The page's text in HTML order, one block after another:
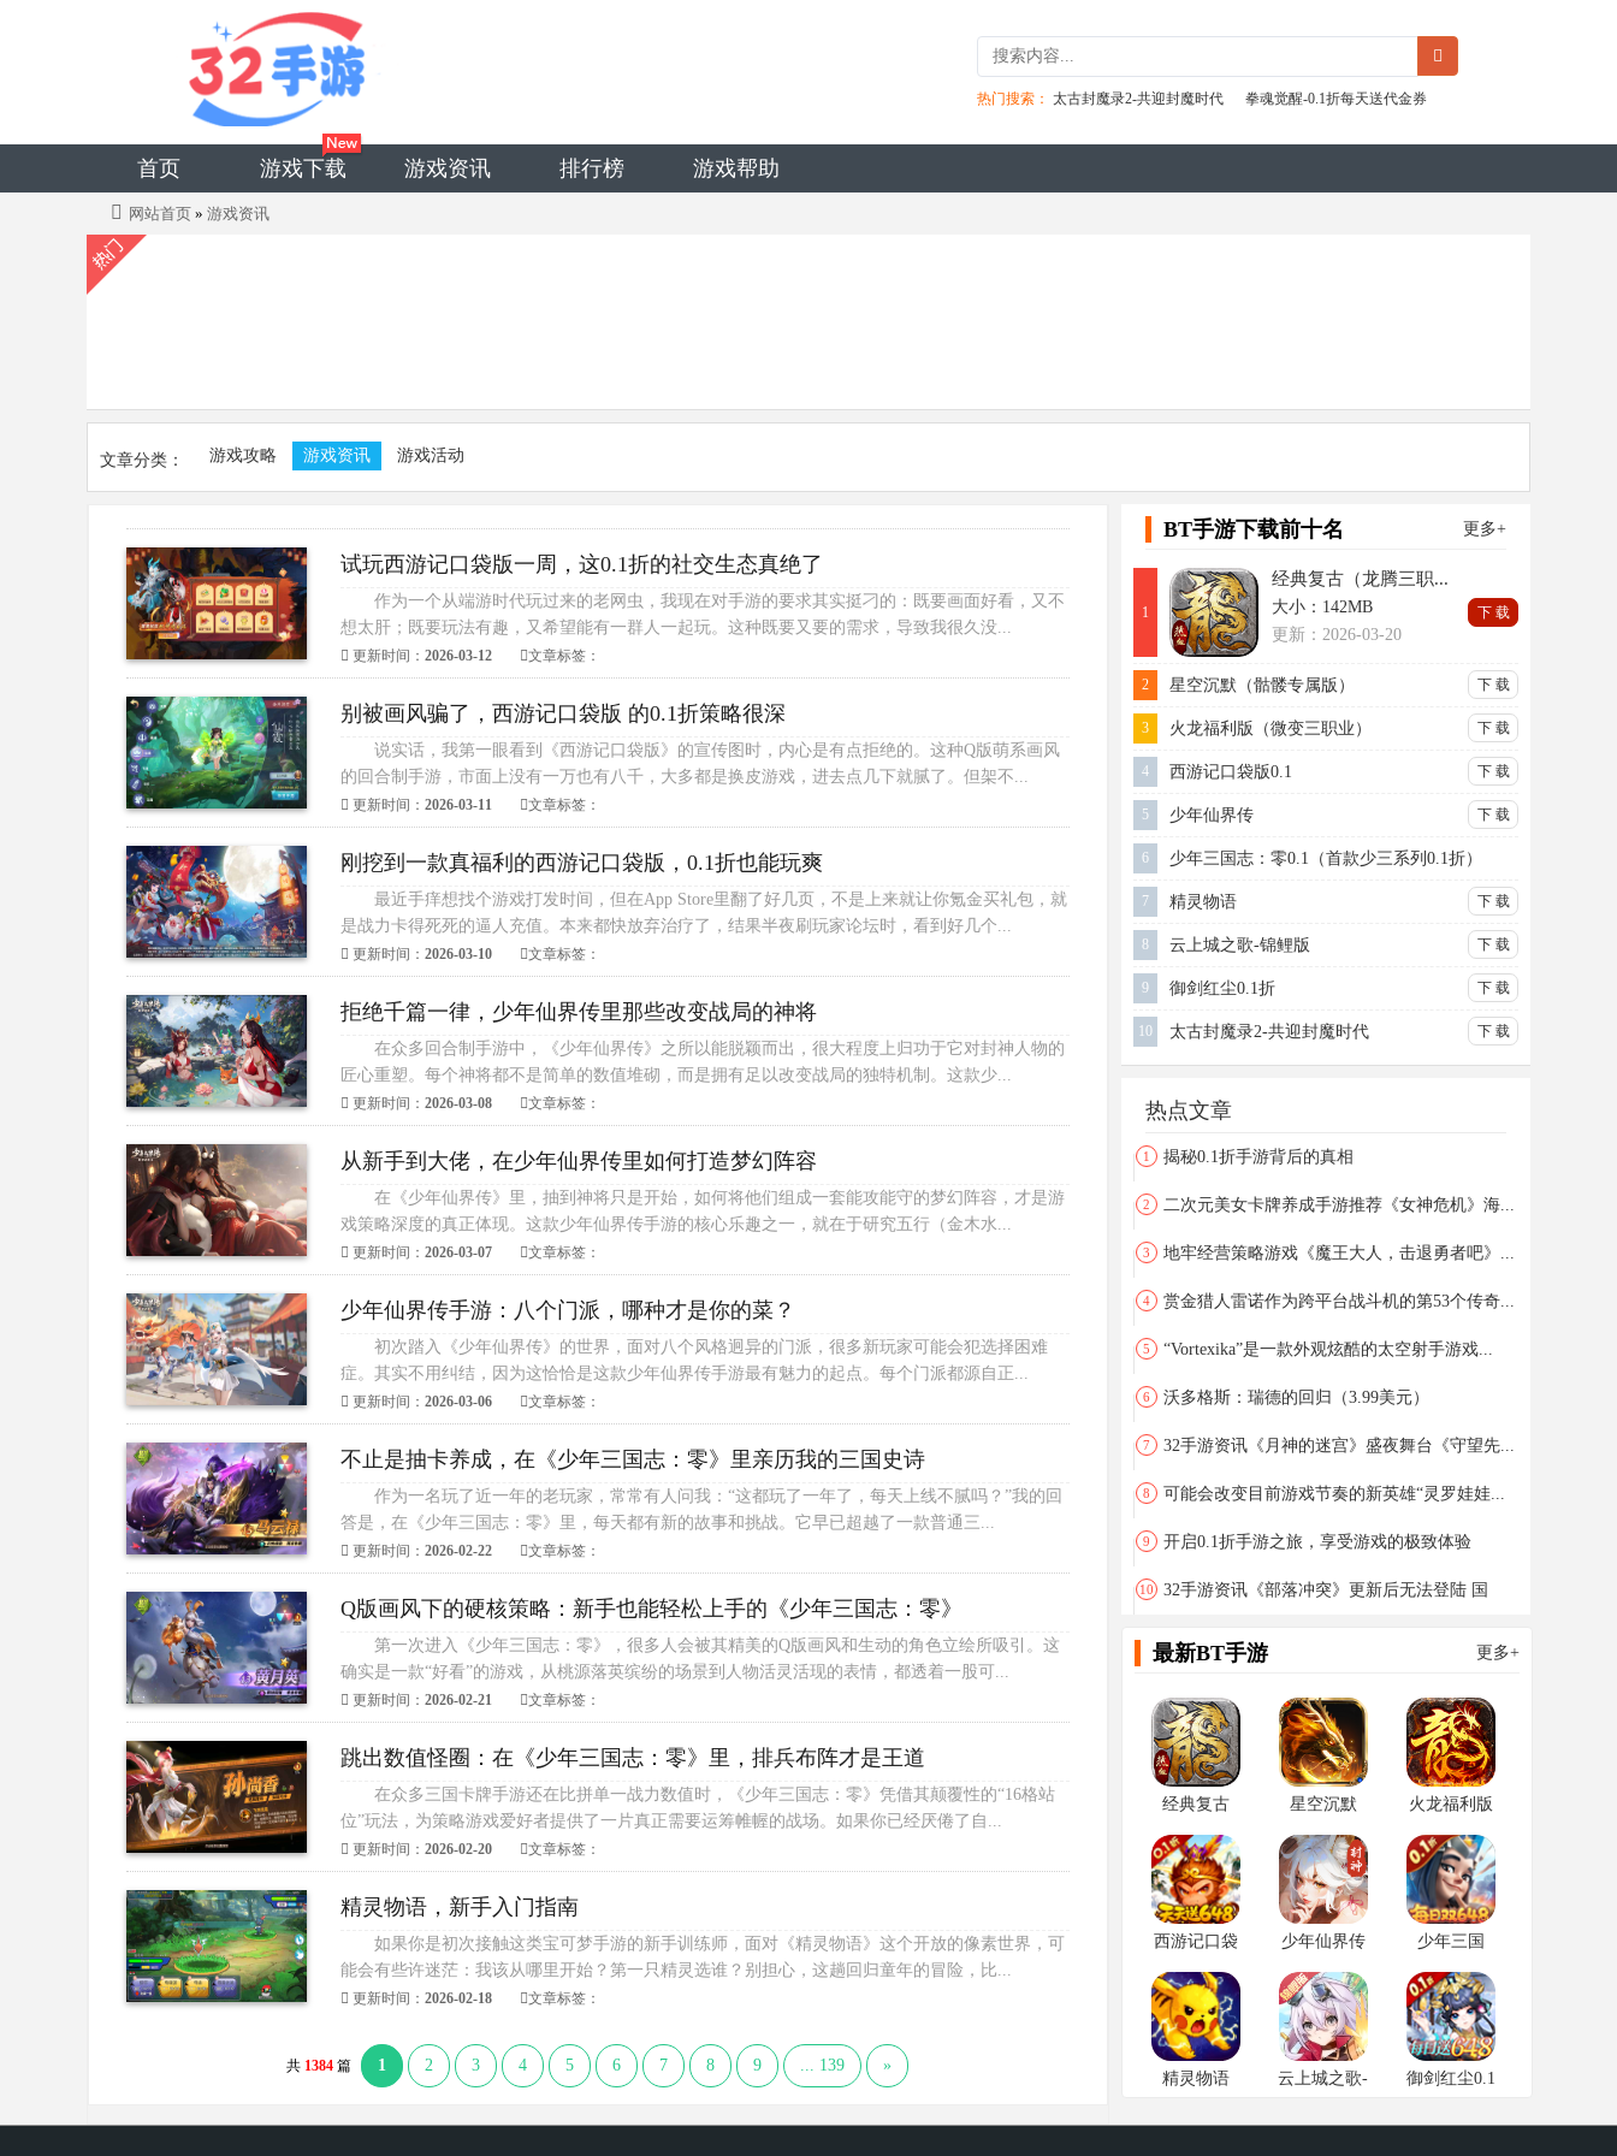
热门搜索： 太古封魔录2-共迎封魔时代 拳魂觉醒-0.1折每天送代金券
首页 游戏下载 游戏资讯 排行榜 游戏帮助
网站首页 » 游戏资讯
文章分类： 游戏攻略 游戏资讯 游戏活动
试玩西游记口袋版一周，这0.1折的社交生态真绝了
作为一个从端游时代玩过来的老网虫，我现在对手游的要求其实挺刁的：既要画面好看，又不
想太肝；既要玩法有趣，又希望能有一群人一起玩。这种既要又要的需求，导致我很久没...
更新时间： 2026-03-12 文章标签：
别被画风骗了，西游记口袋版 的0.1折策略很深
说实话，我第一眼看到《西游记口袋版》的宣传图时，内心是有点拒绝的。这种Q版萌系画风
的回合制手游，市面上没有一万也有八千，大多都是换皮游戏，进去点几下就腻了。但架不...
更新时间： 2026-03-11 文章标签：
刚挖到一款真福利的西游记口袋版，0.1折也能玩爽
最近手痒想找个游戏打发时间，但在App Store里翻了好几页，不是上来就让你氪金买礼包，就
是战力卡得死死的逼人充值。本来都快放弃治疗了，结果半夜刷玩家论坛时，看到好几个...
更新时间： 2026-03-10 文章标签：
拒绝千篇一律，少年仙界传里那些改变战局的神将
在众多回合制手游中，《少年仙界传》之所以能脱颖而出，很大程度上归功于它对封神人物的
匠心重塑。每个神将都不是简单的数值堆砌，而是拥有足以改变战局的独特机制。这款少...
更新时间： 2026-03-08 文章标签：
从新手到大佬，在少年仙界传里如何打造梦幻阵容
在《少年仙界传》里，抽到神将只是开始，如何将他们组成一套能攻能守的梦幻阵容，才是游
戏策略深度的真正体现。这款少年仙界传手游的核心乐趣之一，就在于研究五行（金木水...
更新时间： 2026-03-07 文章标签：
少年仙界传手游：八个门派，哪种才是你的菜？
初次踏入《少年仙界传》的世界，面对八个风格迥异的门派，很多新玩家可能会犯选择困难
症。其实不用纠结，因为这恰恰是这款少年仙界传手游最有魅力的起点。每个门派都源自正...
更新时间： 2026-03-06 文章标签：
不止是抽卡养成，在《少年三国志：零》里亲历我的三国史诗
作为一名玩了近一年的老玩家，常常有人问我：“这都玩了一年了，每天上线不腻吗？”我的回
答是，在《少年三国志：零》里，每天都有新的故事和挑战。它早已超越了一款普通三...
更新时间： 2026-02-22 文章标签：
Q版画风下的硬核策略：新手也能轻松上手的《少年三国志：零》
第一次进入《少年三国志：零》，很多人会被其精美的Q版画风和生动的角色立绘所吸引。这
确实是一款“好看”的游戏，从桃源落英缤纷的场景到人物活灵活现的表情，都透着一股可...
更新时间： 2026-02-21 文章标签：
跳出数值怪圈：在《少年三国志：零》里，排兵布阵才是王道
在众多三国卡牌手游还在比拼单一战力数值时，《少年三国志：零》凭借其颠覆性的“16格站
位”玩法，为策略游戏爱好者提供了一片真正需要运筹帷幄的战场。如果你已经厌倦了自...
更新时间： 2026-02-20 文章标签：
精灵物语，新手入门指南
如果你是初次接触这类宝可梦手游的新手训练师，面对《精灵物语》这个开放的像素世界，可
能会有些许迷茫：我该从哪里开始？第一只精灵选谁？别担心，这趟回归童年的冒险，比...
更新时间： 2026-02-18 文章标签：
共 1384篇 1 2 3 4 5 6 7 8 9 ... 139 »
BT手游下载前十名 更多+
1
经典复古（龙腾三职...
大小：142MB
更新：2026-03-20
下 载
2 星空沉默（骷髅专属版） 下 载
3 火龙福利版（微变三职业） 下 载
4 西游记口袋版0.1 下 载
5 少年仙界传 下 载
6 少年三国志：零0.1（首款少三系列0.1折）
下 载
7 精灵物语 下 载
8 云上城之歌-锦鲤版 下 载
9 御剑红尘0.1折 下 载
10 太古封魔录2-共迎封魔时代 下 载
热点文章
1 揭秘0.1折手游背后的真相
2 二次元美女卡牌养成手游推荐《女神危机》海...
3 地牢经营策略游戏《魔王大人，击退勇者吧》...
4 赏金猎人雷诺作为跨平台战斗机的第53个传奇...
5 “Vortexika”是一款外观炫酷的太空射手游戏...
6 沃多格斯：瑞德的回归（3.99美元）
7 32手游资讯《月神的迷宫》盛夜舞台《守望先...
8 可能会改变目前游戏节奏的新英雄“灵罗娃娃...
9 开启0.1折手游之旅，享受游戏的极致体验
10 32手游资讯《部落冲突》更新后无法登陆 国
内...
最新BT手游 更多+
经典复古
（龙腾三职
业）
星空沉默
（骷髅专属
版）
火龙福利版
（微变三职
业）
西游记口袋
版0.1
少年仙界传
少年三国
志：零
0.1（首款少
三系列0.1
折）
精灵物语
云上城之歌-
御剑红尘0.1